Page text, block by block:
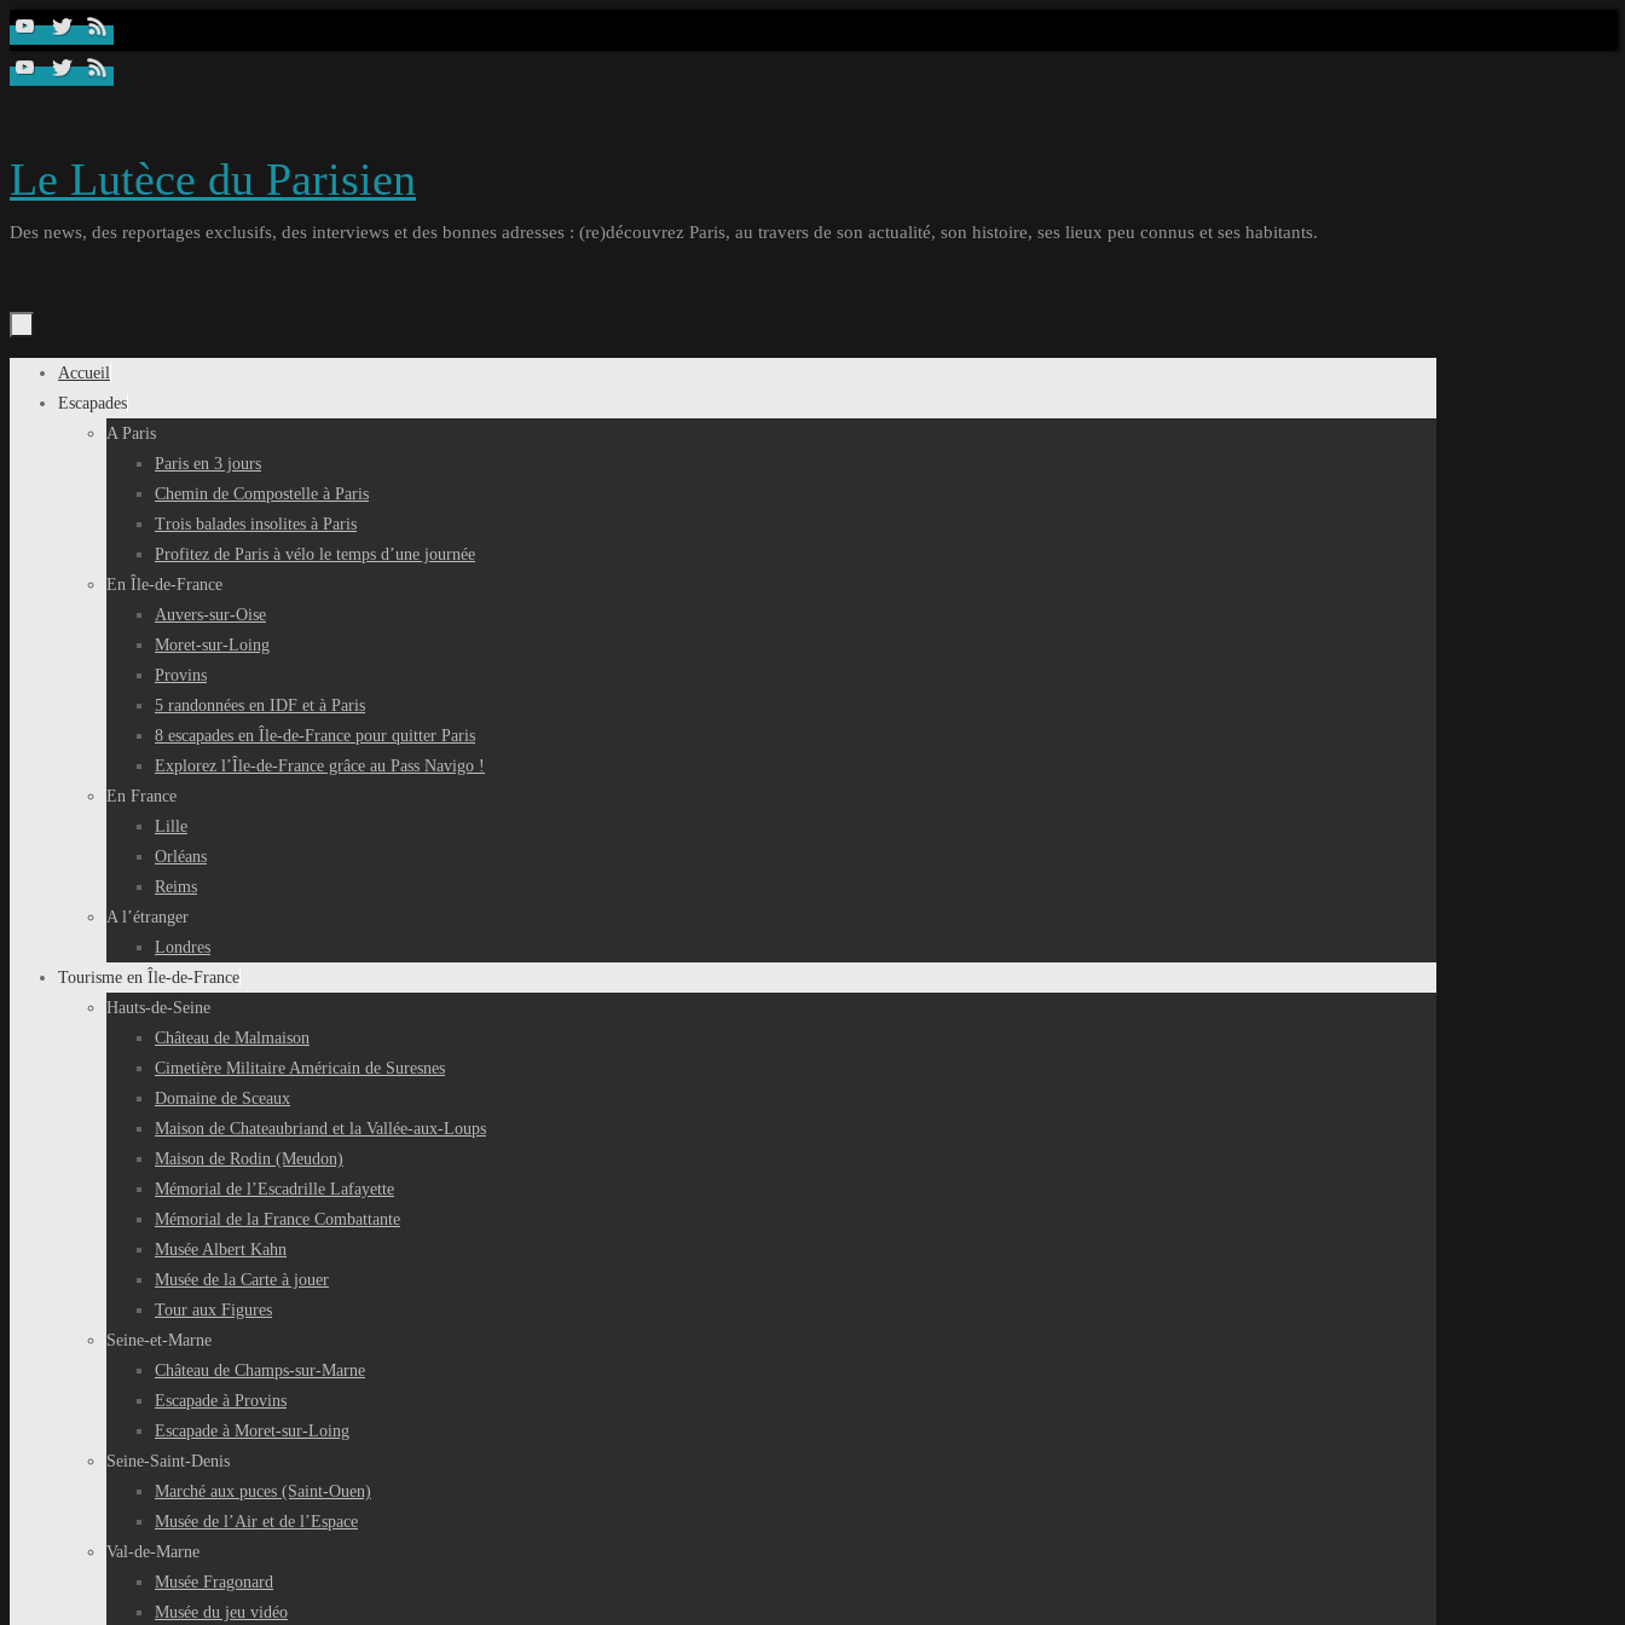
Passer
contenu
Le Lutèce du Parisien
Des news, des reportages exclusifs, des interviews et des bonnes adresses : (re)découvrez Paris, au travers de son actualité, son histoire, ses lieux peu connus et ses habitants.
Passer
Accueil
Escapades
A Paris
Paris en 3 jours
Chemin de Compostelle à Paris
Trois balades insolites à Paris
Profitez de Paris à vélo le temps d’une journée
En Île-de-France
Auvers-sur-Oise
Moret-sur-Loing
Provins
5 randonnées en IDF et à Paris
8 escapades en Île-de-France pour quitter Paris
Explorez l’Île-de-France grâce au Pass Navigo !
En France
Lille
Orléans
Reims
A l’étranger
Londres
Tourisme en Île-de-France
Hauts-de-Seine
Château de Malmaison
Cimetière Militaire Américain de Suresnes
Domaine de Sceaux
Maison de Chateaubriand et la Vallée-aux-Loups
Maison de Rodin (Meudon)
Mémorial de l’Escadrille Lafayette
Mémorial de la France Combattante
Musée Albert Kahn
Musée de la Carte à jouer
Tour aux Figures
Seine-et-Marne
Château de Champs-sur-Marne
Escapade à Provins
Escapade à Moret-sur-Loing
Seine-Saint-Denis
Marché aux puces (Saint-Ouen)
Musée de l’Air et de l’Espace
Val-de-Marne
Musée Fragonard
Musée du jeu vidéo